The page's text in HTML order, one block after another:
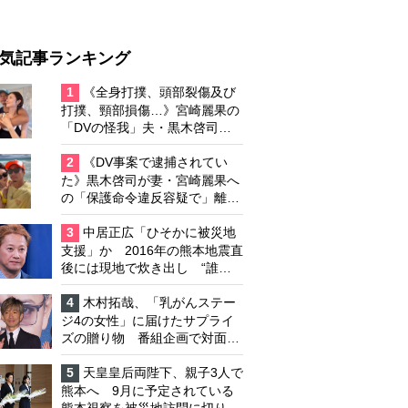
記事ランキング
1
《全身打撲、頭部裂傷及び
打撲、頸部損傷…》宮崎麗果の
「DVの怪我」夫・黒木啓司の
逮捕で始まる「夫婦の闘争」
2
《DV事案で逮捕されてい
た》黒木啓司が妻・宮崎麗果へ
の「保護命令違反容疑で」離婚
協議は「第二ステージ」へ
3
中居正広「ひそかに被災地
支援」か 2016年の熊本地震直
後には現地で炊き出し “誰に
も知られなくて良い”と、むし
ろ強まる福祉活動への思い
4
木村拓哉、「乳がんステー
ジ4の女性」に届けたサプライ
ズの贈り物 番組企画で対面し
たファンが、夢と希望を与える
心遣いに「うれしくて号泣しま
した」
5
天皇皇后両陛下、親子3人で
熊本へ 9月に予定されている